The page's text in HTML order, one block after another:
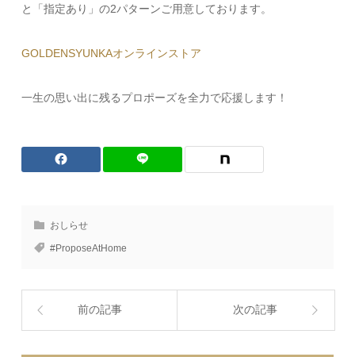
と「指定あり」の2パターンご用意しております。
GOLDENSYUNKAオンラインストア
一生の思い出に残るプロポーズを全力で応援します！
おしらせ
#ProposeAtHome
前の記事 次の記事